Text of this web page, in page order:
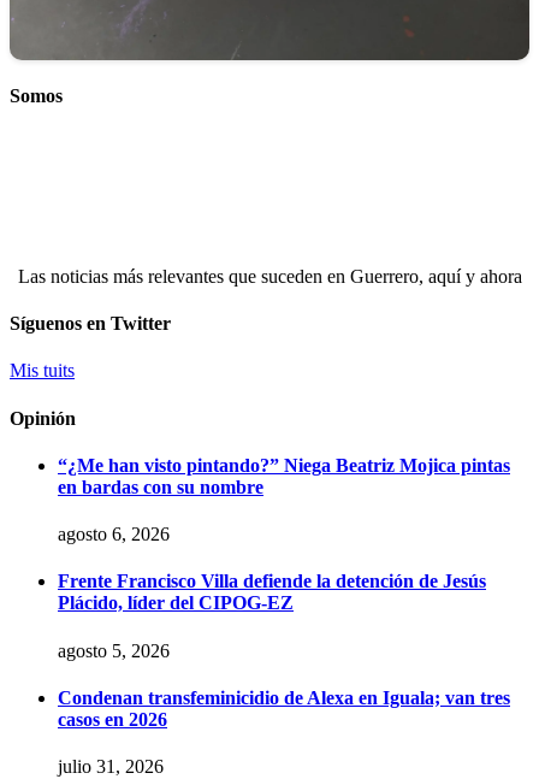
Somos
Las noticias más relevantes que suceden en Guerrero, aquí y ahora
Síguenos en Twitter
Mis tuits
Opinión
“¿Me han visto pintando?” Niega Beatriz Mojica pintas
en bardas con su nombre
agosto 6, 2026
Frente Francisco Villa defiende la detención de Jesús
Plácido, líder del CIPOG-EZ
agosto 5, 2026
Condenan transfeminicidio de Alexa en Iguala; van tres
casos en 2026
julio 31, 2026